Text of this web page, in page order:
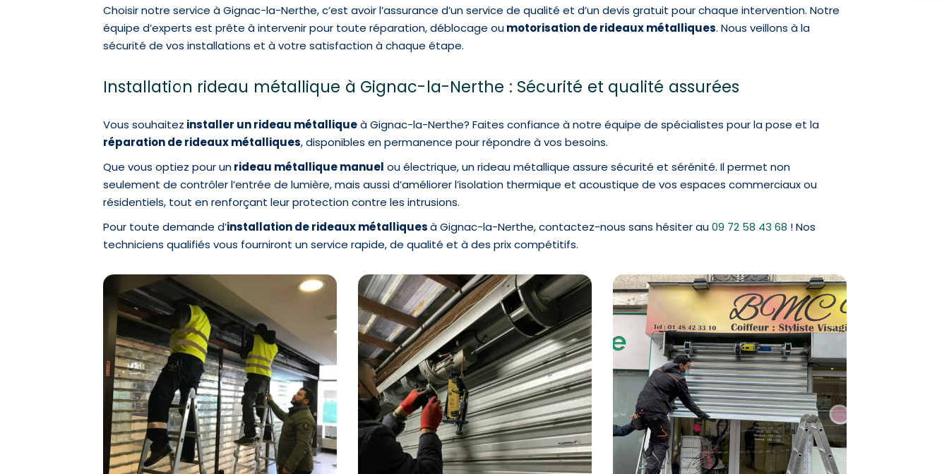
Choisir notre service à Gignac-la-Nerthe, c’est avoir l’assurance d’un service de qualité et d’un devis gratuit pour chaque intervention. Notre
équipe d’experts est prête à intervenir pour toute réparation, déblocage oumotorisation de rideaux métalliques. Nous veillons à la
sécurité de vos installations et à votre satisfaction à chaque étape.
Installation rideau métallique à Gignac-la-Nerthe : Sécurité et qualité assurées
Vous souhaitez installer un rideau métalliqueà Gignac-la-Nerthe? Faites confiance à notre équipe de spécialistes pour la pose et la
réparation de rideaux métalliques, disponibles en permanence pour répondre à vos besoins.
Que vous optiez pour unrideau métallique manuel ou électrique, un rideau métallique assure sécurité et sérénité. Il permet non
seulement de contrôler l’entrée de lumière, mais aussi d’améliorer l’isolation thermique et acoustique de vos espaces commerciaux ou
résidentiels, tout en renforçant leur protection contre les intrusions.
Pour toute demande d’installation de rideaux métalliquesà Gignac-la-Nerthe, contactez-nous sans hésiter au09 72 58 43 68 ! Nos
techniciens qualifiés vous fourniront un service rapide, de qualité et à des prix compétitifs.